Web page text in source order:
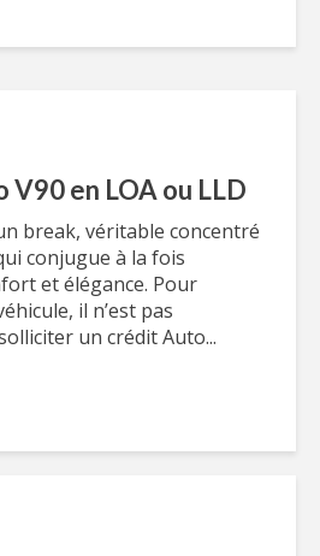
V90 en LOA ou LLD
break, véritable concentré
conjugue à la fois
et élégance. Pour
il n’est pas
un crédit Auto...